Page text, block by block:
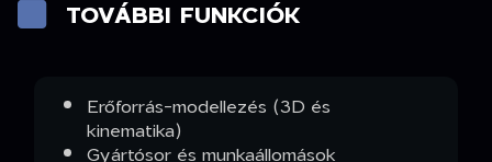
TOVÁBBI FUNKCIÓK
Erőforrás-modellezés (3D és
kinematika)
Gyártósor és munkaállomások